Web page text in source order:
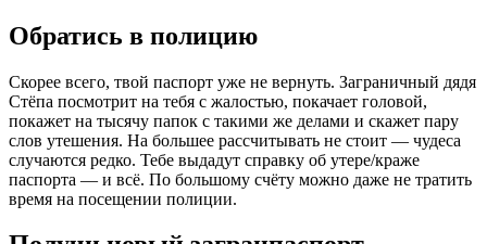
Обратись в полицию
Скорее всего, твой паспорт уже не вернуть. Заграничный дядя
Стёпа посмотрит на тебя с жалостью, покачает головой,
покажет на тысячу папок с такими же делами и скажет пару
слов утешения. На большее рассчитывать не стоит — чудеса
случаются редко. Тебе выдадут справку об утере/краже
паспорта — и всё. По большому счёту можно даже не тратить
время на посещении полиции.